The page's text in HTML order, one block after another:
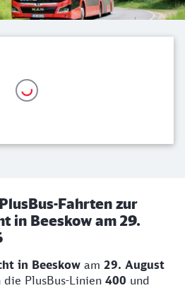
Fahrten zur
in Beeskow am 29.
in Beeskow am 29. August
die PlusBus-Linien 400 und